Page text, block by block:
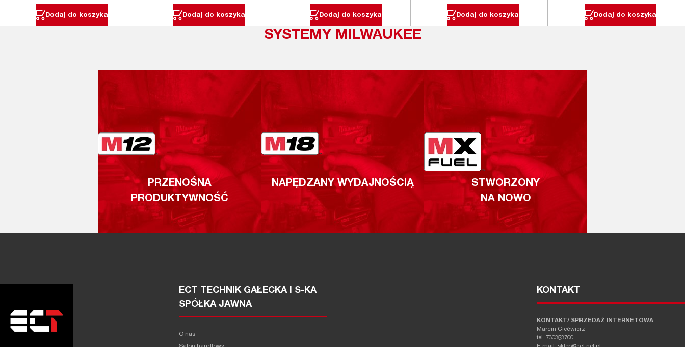
Dodaj do koszyka Dodaj do koszyka Dodaj do koszyka Dodaj do koszyka Dodaj do koszyka
SYSTEMY MILWAUKEE
PRZENOŚNA
PRODUKTYWNOŚĆ
NAPĘDZANY WYDAJNOŚCIĄ
STWORZONY
NA NOWO
ECT TECHNIK GAŁECKA I S-KA
SPÓŁKA JAWNA
O nas
KONTAKT
KONTAKT/ SPRZEDAŻ INTERNETOWA
Marcin Ciećwierz
tel. 730353700